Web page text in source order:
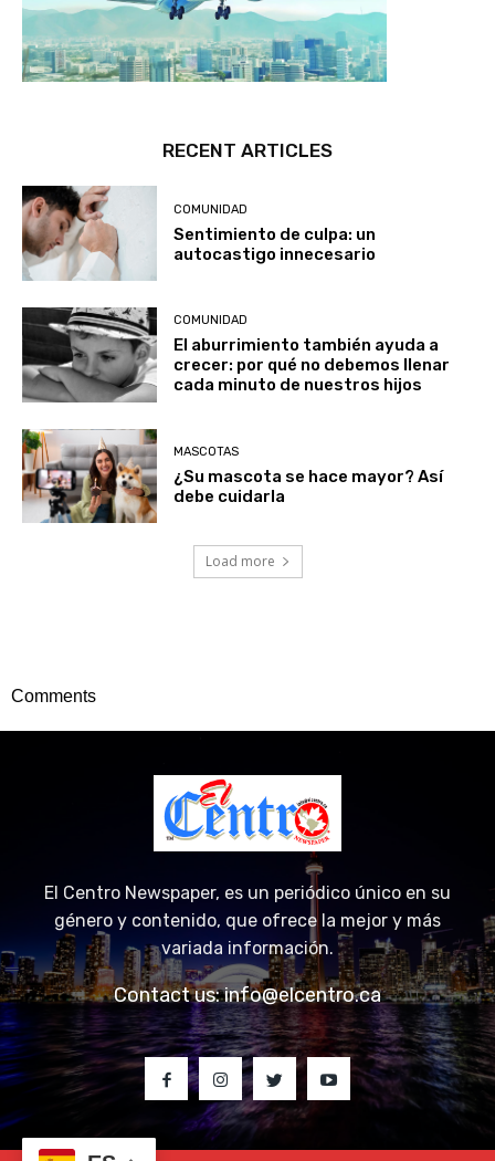
RECENT ARTICLES
COMUNIDAD
Sentimiento de culpa: un
autocastigo innecesario
COMUNIDAD
El aburrimiento también ayuda a
crecer: por qué no debemos llenar
cada minuto de nuestros hijos
MASCOTAS
¿Su mascota se hace mayor? Así
debe cuidarla
Load more
Comments
El Centro Newspaper, es un periódico único en su
género y contenido, que ofrece la mejor y más
variada información.
Contact us:info@elcentro.ca